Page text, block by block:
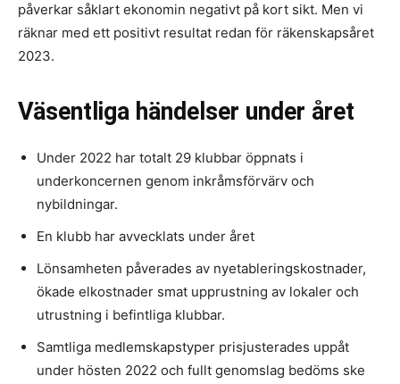
påverkar såklart ekonomin negativt på kort sikt. Men vi
räknar med ett positivt resultat redan för räkenskapsåret
2023.
Väsentliga händelser under året
Under 2022 har totalt 29 klubbar öppnats i
underkoncernen genom inkråmsförvärv och
nybildningar.
En klubb har avvecklats under året
Lönsamheten påverades av nyetableringskostnader,
ökade elkostnader smat upprustning av lokaler och
utrustning i befintliga klubbar.
Samtliga medlemskapstyper prisjusterades uppåt
under hösten 2022 och fullt genomslag bedöms ske